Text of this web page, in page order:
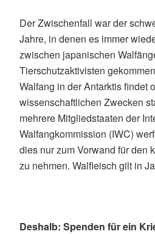
Der Zwischenfall war der
Jahre, in denen es immer
zwischen japanischen
Tierschutzaktivisten
Walfang in der Antarktis findet
wissenschaftlichen Zwecken
mehrere Mitgliedstaaten der
Walfangkommission (IWC)
dies nur zum Vorwand für den
zu nehmen. Walfleisch gilt in
Deshalb: Spenden für ein